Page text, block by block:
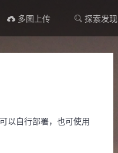
多图上传 探索发现
以自行部署，也可使用